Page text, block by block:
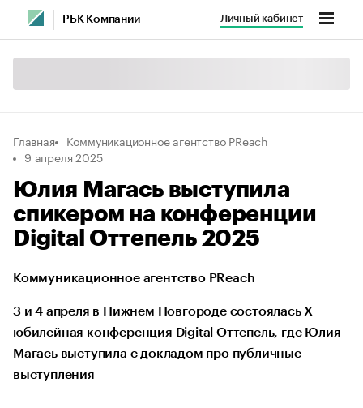
РБК Компании Личный кабинет
Главная
Коммуникационное агентство PReach
9 апреля 2025
Юлия Магась выступила
спикером на конференции
Digital Оттепель 2025
Коммуникационное агентство PReach
3 и 4 апреля в Нижнем Новгороде состоялась X
юбилейная конференция Digital Оттепель, где Юлия
Магась выступила с докладом про публичные
выступления